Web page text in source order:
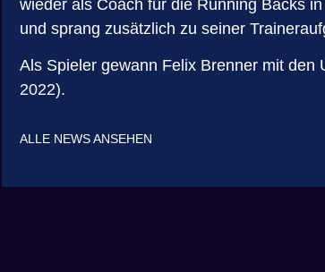
wieder als Coach für die Running Backs
und sprang zusätzlich zu seiner
Als Spieler gewann Felix Brenner mit den
2022).
ALLE NEWS ANSEHEN